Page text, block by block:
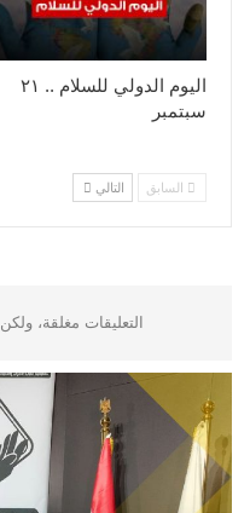
اليوم الدولي للسلام .. ٢١
سبتمبر
السابق التالي
التعليقات مغلقة، ولكن